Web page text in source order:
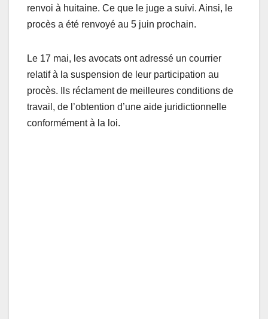
renvoi à huitaine. Ce que le juge a suivi. Ainsi, le
procès a été renvoyé au 5 juin prochain.
Le 17 mai, les avocats ont adressé un courrier
relatif à la suspension de leur participation au
procès. Ils réclament de meilleures conditions de
travail, de l’obtention d’une aide juridictionnelle
conformément à la loi.